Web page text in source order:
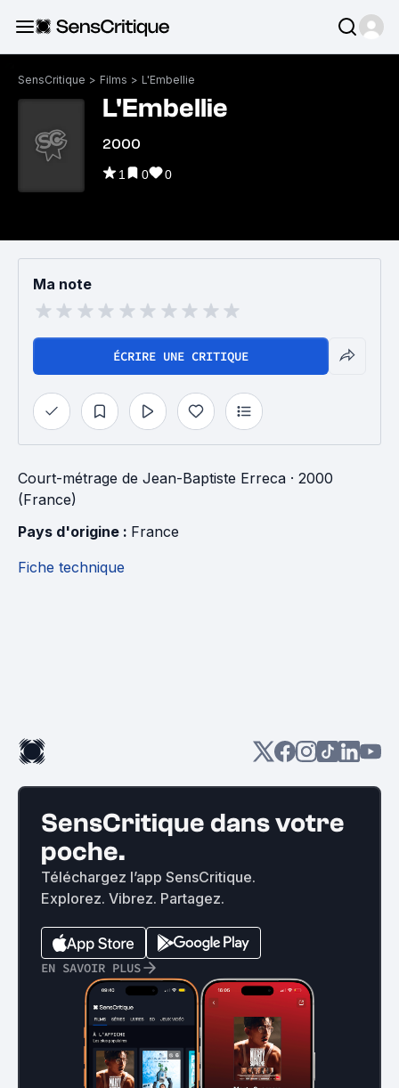
SensCritique > Films > L'Embellie
L'Embellie
2000
1 0 0
Ma note
ÉCRIRE UNE CRITIQUE
Court-métrage de Jean-Baptiste Erreca · 2000
(France)
Pays d'origine : France
Fiche technique
SensCritique dans votre
poche.
Téléchargez l’app SensCritique.
Explorez. Vibrez. Partagez.
EN SAVOIR PLUS